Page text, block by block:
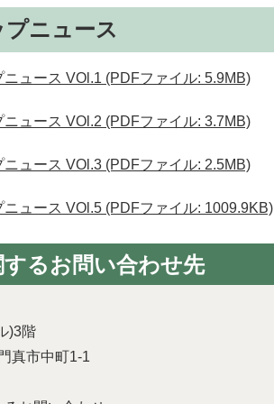
ニュース
ニュース VOl.1 (PDFファイル: 5.9MB)
ニュース VOl.2 (PDFファイル: 3.7MB)
ニュース VOl.3 (PDFファイル: 2.5MB)
ニュース VOl.5 (PDFファイル: 1009.9KB)
るお問い合わせ先
)3階
真市中町1-1